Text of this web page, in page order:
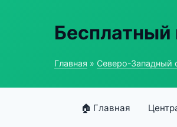
Бесплатный
Главная » Северо-Западный
🏠 Главная